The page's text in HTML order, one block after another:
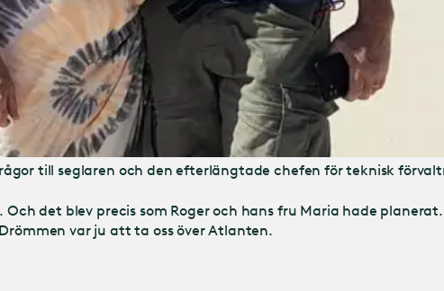
till seglaren och den efterlängtade chefen för teknisk
det blev precis som Roger och hans fru Maria hade planerat.
var ju att ta oss över Atlanten.